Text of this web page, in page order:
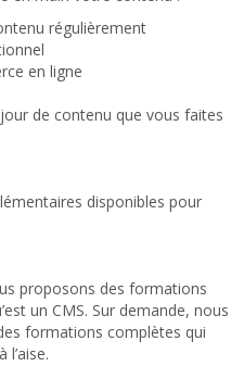
régulièrement
en ligne
de contenu que vous faites
disponibles pour
proposons des formations
un CMS. Sur demande, nous
formations complètes qui